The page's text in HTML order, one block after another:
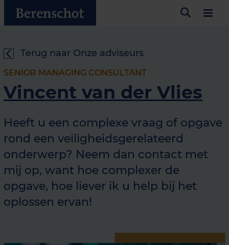
Terug naar Onze adviseurs
SENIOR MANAGING CONSULTANT
Vincent van der Vlies
Heeft u een complexe vraag of opgave
rond een veiligheidsgerelateerd
onderwerp? Neem dan contact met
mij op, want hoe complexer de
opgave, hoe liever ik u help bij het
oplossen ervan!